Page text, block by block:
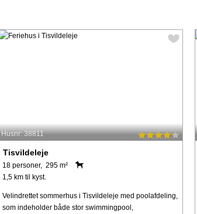
Husnr: 38811
Tisvildeleje
18 personer, 295 m²
1,5 km til kyst.
Velindrettet sommerhus i Tisvildeleje med poolafdeling,
som indeholder både stor swimmingpool,